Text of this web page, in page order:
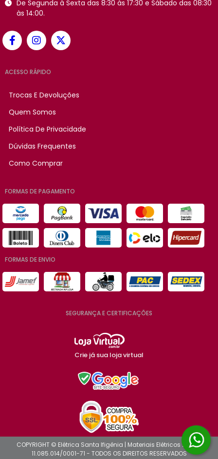
De Segunda à Sexta das 8:30 às 17:30 e Sábado das 08:30
às 14:00.
ACESSO RÁPIDO
Trocas E Devoluções
Quem Somos
Política De Privacidade
Dúvidas Frequentes
Como Comprar
FORMAS DE PAGAMENTO
FORMAS DE ENVIO
SEGURANÇA E CERTIFICAÇÕES
Crie já sua loja virtual
COPYRIGHT © Elétrica Santa Ifigênia | Materiais Elétricos 2026 -
11.085.014/0001-71 - TODOS OS DIREITOS RESERVADOS